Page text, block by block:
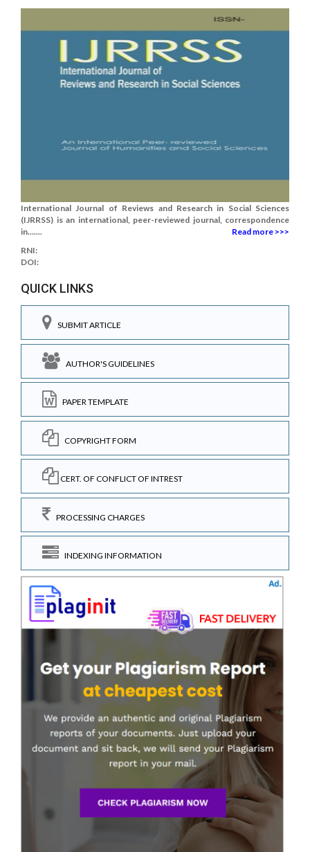
International Journal of Reviews and Research in Social Sciences
(IJRRSS) is an international, peer-reviewed journal, correspondence
in.......
Read more >>>
RNI:
DOI:
QUICK LINKS
SUBMIT ARTICLE
AUTHOR'S GUIDELINES
PAPER TEMPLATE
COPYRIGHT FORM
CERT. OF CONFLICT OF INTREST
PROCESSING CHARGES
INDEXING INFORMATION